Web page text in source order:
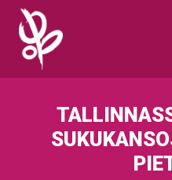
Siirry
sisältöön